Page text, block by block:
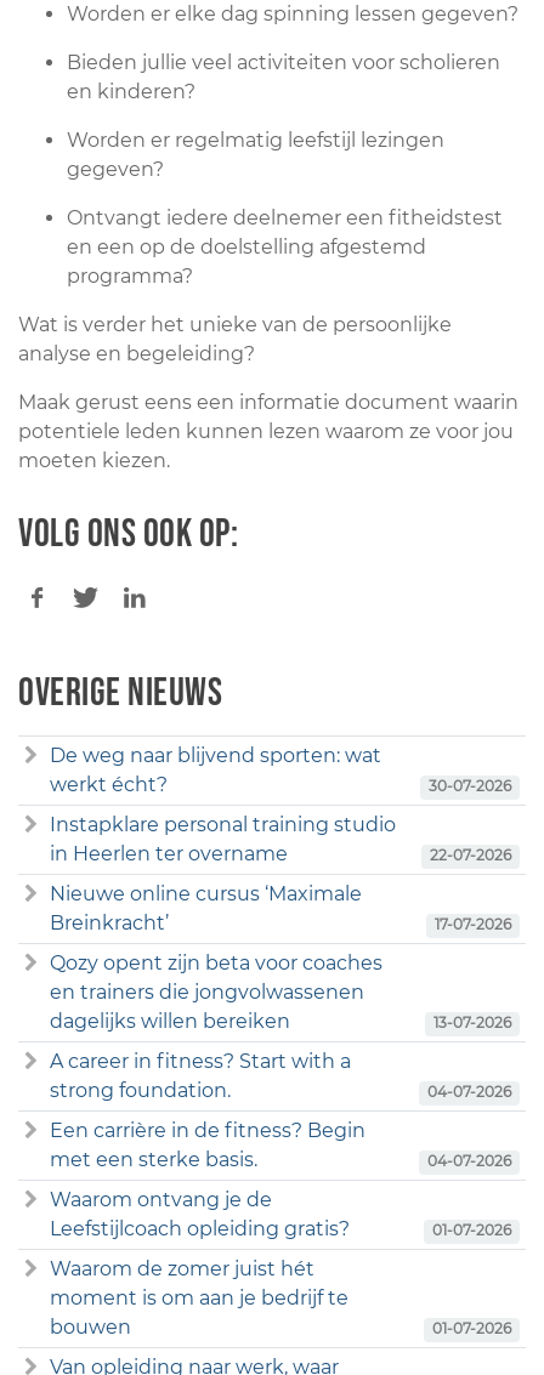
Worden er elke dag spinning lessen gegeven?
Bieden jullie veel activiteiten voor scholieren
en kinderen?
Worden er regelmatig leefstijl lezingen
gegeven?
Ontvangt iedere deelnemer een fitheidstest
en een op de doelstelling afgestemd
programma?
Wat is verder het unieke van de persoonlijke
analyse en begeleiding?
Maak gerust eens een informatie document waarin
potentiele leden kunnen lezen waarom ze voor jou
moeten kiezen.
Volg ons ook op:
Overige nieuws
De weg naar blijvend sporten: wat
werkt écht?
30-07-2026
Instapklare personal training studio
in Heerlen ter overname
22-07-2026
Nieuwe online cursus ‘Maximale
Breinkracht’
17-07-2026
Qozy opent zijn beta voor coaches
en trainers die jongvolwassenen
dagelijks willen bereiken
13-07-2026
A career in fitness? Start with a
strong foundation.
04-07-2026
Een carrière in de fitness? Begin
met een sterke basis.
04-07-2026
Waarom ontvang je de
Leefstijlcoach opleiding gratis?
01-07-2026
Waarom de zomer juist hét
moment is om aan je bedrijf te
bouwen
01-07-2026
Van opleiding naar werk, waar